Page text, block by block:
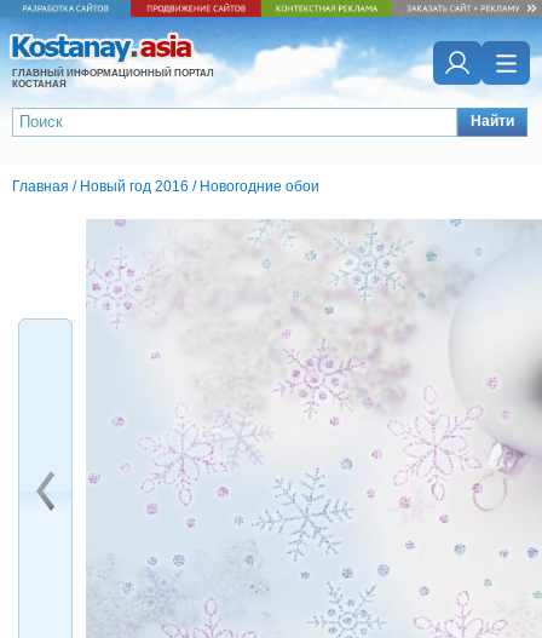
ГЛАВНЫЙ ИНФОРМАЦИОННЫЙ ПОРТАЛ
КОСТАНАЯ
Найти
Главная / Новый год 2016 / Новогодние обои